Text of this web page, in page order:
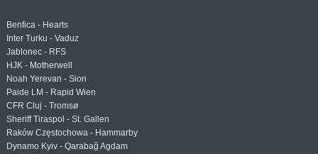
Benfica - Hearts
Inter Turku - Vaduz
Jablonec - RFS
HJK - Motherwell
Noah Yerevan - Sion
Paide LM - Rapid Wien
CFR Cluj - Tromsø
Sheriff Tiraspol - St. Gallen
Raków Częstochowa - Hammarby
Dynamo Kyiv - Qarabağ Agdam